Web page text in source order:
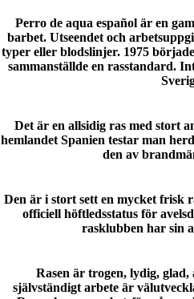
Perro de aqua español är en
barbet. Utseendet och
typer eller blodslinjer. 1975
sammanställde en rasstandard.
Det är en allsidig ras med stort
hemlandet Spanien testar man
den av
Den är i stort sett en mycket frisk
officiell höftledsstatus för
rasklubben har sin
Rasen är trogen, lydig,
självständigt arbete är